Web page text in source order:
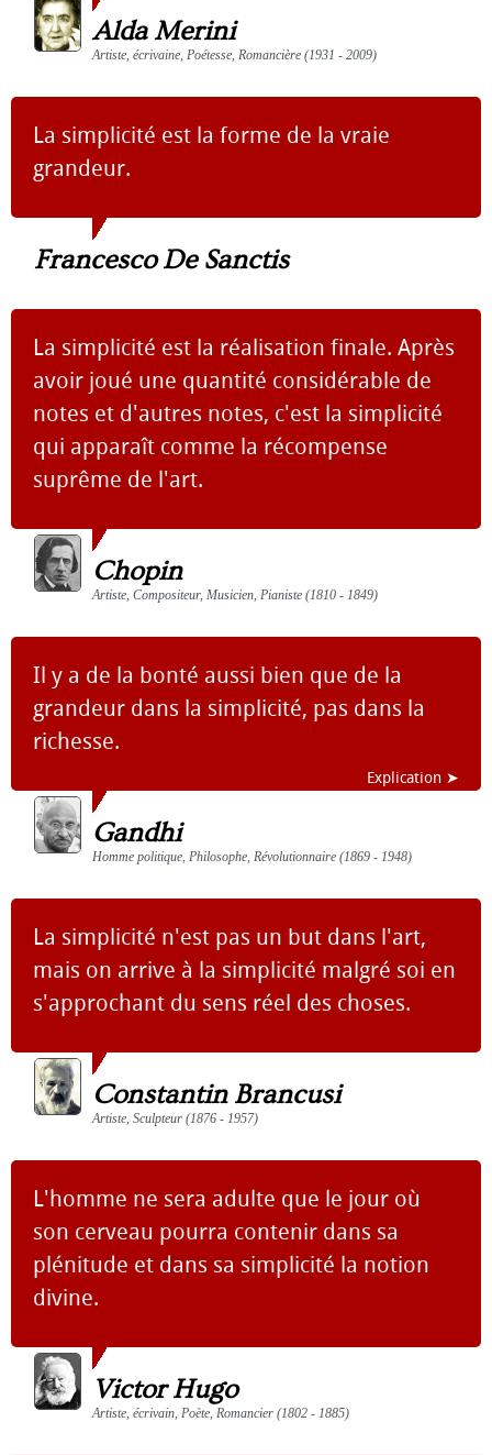
Alda Merini
Artiste, écrivaine, Poétesse, Romancière (1931 - 2009)
La simplicité est la forme de la vraie
grandeur.
Francesco De Sanctis
La simplicité est la réalisation finale. Après
avoir joué une quantité considérable de
notes et d'autres notes, c'est la simplicité
qui apparaît comme la récompense
suprême de l'art.
Chopin
Artiste, Compositeur, Musicien, Pianiste (1810 - 1849)
Il y a de la bonté aussi bien que de la
grandeur dans la simplicité, pas dans la
richesse.
Explication ➤
Gandhi
Homme politique, Philosophe, Révolutionnaire (1869 - 1948)
La simplicité n'est pas un but dans l'art,
mais on arrive à la simplicité malgré soi en
s'approchant du sens réel des choses.
Constantin Brancusi
Artiste, Sculpteur (1876 - 1957)
L'homme ne sera adulte que le jour où
son cerveau pourra contenir dans sa
plénitude et dans sa simplicité la notion
divine.
Victor Hugo
Artiste, écrivain, Poète, Romancier (1802 - 1885)